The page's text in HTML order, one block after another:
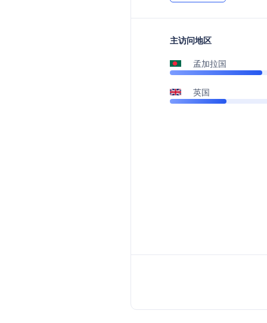
主访问地区
孟加拉国
英国